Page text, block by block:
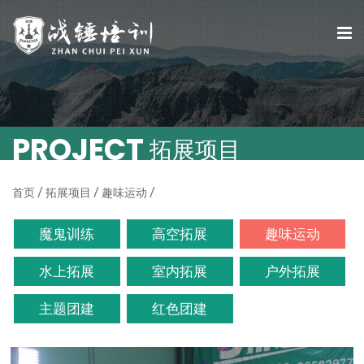
PROJECT拓展项目
首页/ 拓展项目 / 趣味运动 /
魔鬼训练 高空拓展 趣味运动
水上拓展 室内拓展 户外拓展
主题团建 红色团建